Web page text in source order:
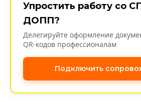
Упростить работу со
ДОПП?
Делегируйте оформление
QR-кодов профессионалам
Подключить